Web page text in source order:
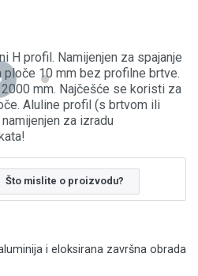
H profil. Namijenjen za spajanje
10 mm bez profilne brtve.
mm. Najčešće se koristi za
Aluline profil (s brtvom ili
za izradu
Što mislite o proizvodu?
i eloksirana završna obrada